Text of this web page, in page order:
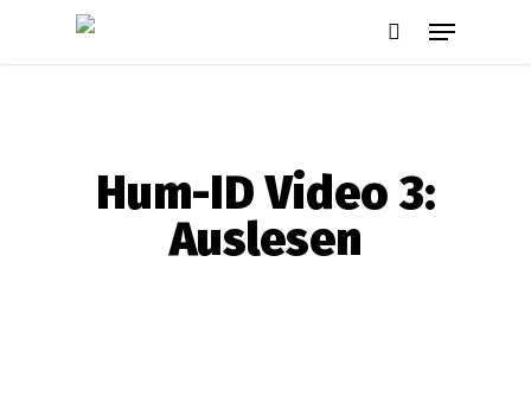
Menu
Hum-ID Video 3:
Auslesen